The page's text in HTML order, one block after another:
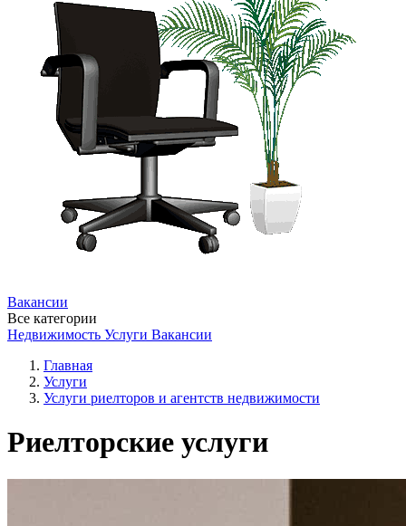
Вакансии
Все категории
Недвижимость Услуги Вакансии
Главная
Услуги
Услуги риелторов и агентств недвижимости
Риелторские услуги